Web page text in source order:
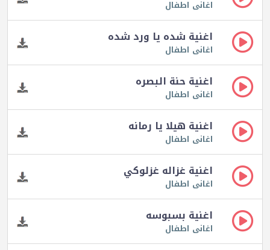
اغانى اطفال
اغنية شده يا ورد شده
اغانى اطفال
اغنية حنة البصره
اغانى اطفال
اغنية هيلا يا رمانه
اغانى اطفال
اغنية غزاله غزلوكي
اغانى اطفال
اغنية بسبوسه
اغانى اطفال